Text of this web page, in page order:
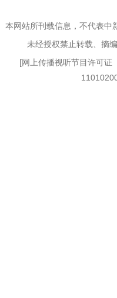
本网站所刊载信息，不代表中
未经授权禁止转载、摘
[网上传播视听节目许可证